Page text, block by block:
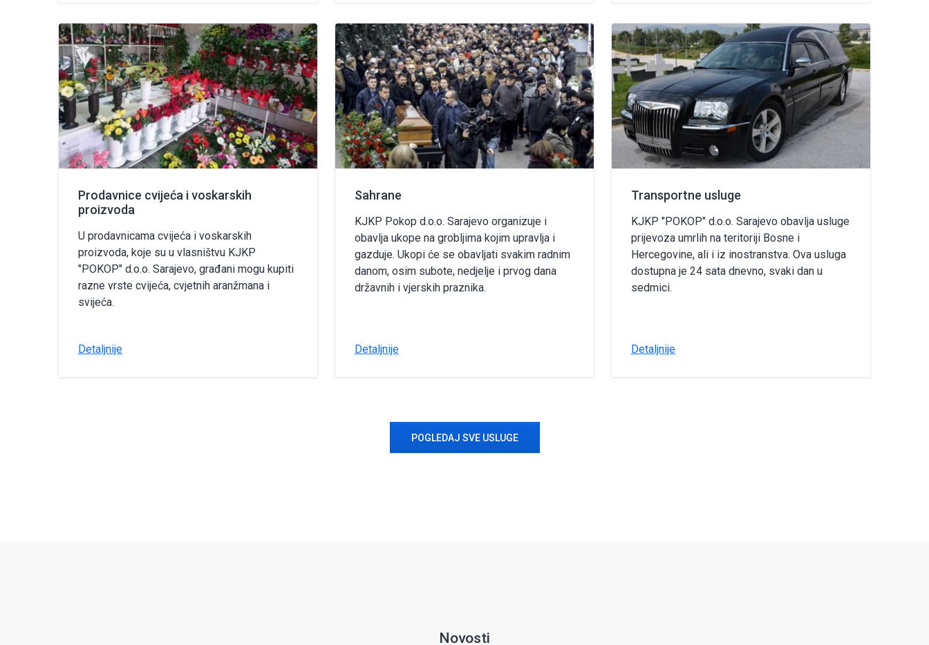
Prodavnice cvijeća i voskarskih
proizvoda
U prodavnicama cvijeća i voskarskih
proizvoda, koje su u vlasništvu KJKP
"POKOP" d.o.o. Sarajevo, građani mogu kupiti
razne vrste cvijeća, cvjetnih aranžmana i
svijeća.
Detaljnije
Sahrane
KJKP Pokop d.o.o. Sarajevo organizuje i
obavlja ukope na grobljima kojim upravlja i
gazduje. Ukopi će se obavljati svakim radnim
danom, osim subote, nedjelje i prvog dana
državnih i vjerskih praznika.
Detaljnije
Transportne usluge
KJKP "POKOP" d.o.o. Sarajevo obavlja usluge
prijevoza umrlih na teritoriji Bosne i
Hercegovine, ali i iz inostranstva. Ova usluga
dostupna je 24 sata dnevno, svaki dan u
sedmici.
Detaljnije
POGLEDAJ SVE USLUGE
Novosti